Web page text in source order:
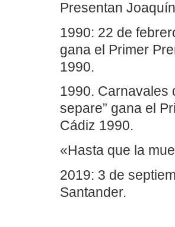
Presentan
1990: 22 de
gana el Primer
1990.
1990. Carnavales
separe” gana el
Cádiz 1990.
«Hasta que la
2019: 3 de
Santander.